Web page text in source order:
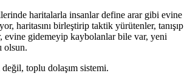
haritalarla insanlar define arar gibi evine
haritasını birleştirip taktik yürütenler, tanışıp
evine gidemeyip kaybolanlar bile var, yeni
olsun.
toplu dolaşım sistemi.